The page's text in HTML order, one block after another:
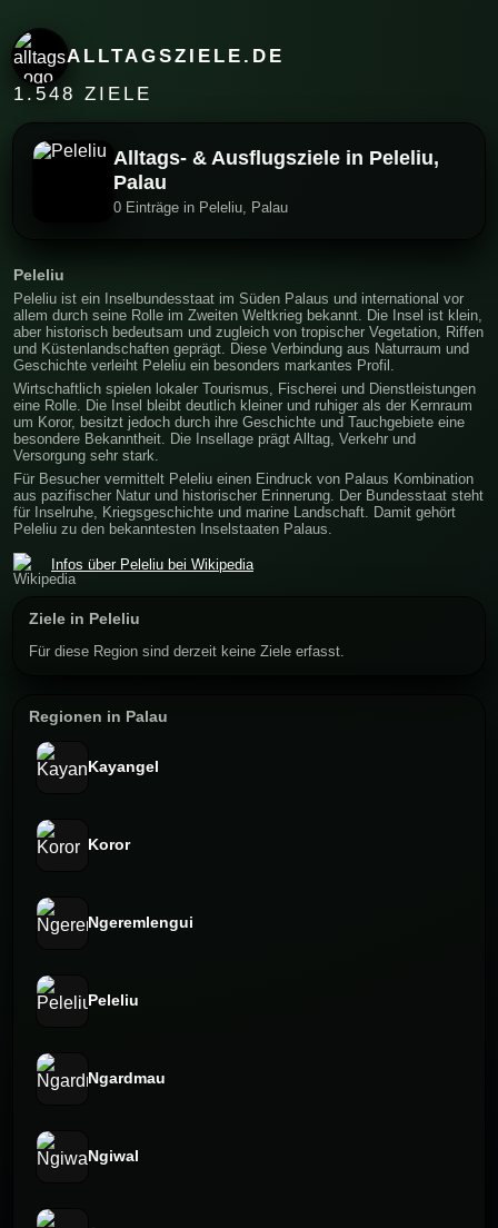
ALLTAGSZIELE.DE
1.548 ZIELE
Alltags- & Ausflugsziele in Peleliu,
Palau
0 Einträge in Peleliu, Palau
Peleliu
Peleliu ist ein Inselbundesstaat im Süden Palaus und international vor
allem durch seine Rolle im Zweiten Weltkrieg bekannt. Die Insel ist klein,
aber historisch bedeutsam und zugleich von tropischer Vegetation, Riffen
und Küstenlandschaften geprägt. Diese Verbindung aus Naturraum und
Geschichte verleiht Peleliu ein besonders markantes Profil.
Wirtschaftlich spielen lokaler Tourismus, Fischerei und Dienstleistungen
eine Rolle. Die Insel bleibt deutlich kleiner und ruhiger als der Kernraum
um Koror, besitzt jedoch durch ihre Geschichte und Tauchgebiete eine
besondere Bekanntheit. Die Insellage prägt Alltag, Verkehr und
Versorgung sehr stark.
Für Besucher vermittelt Peleliu einen Eindruck von Palaus Kombination
aus pazifischer Natur und historischer Erinnerung. Der Bundesstaat steht
für Inselruhe, Kriegsgeschichte und marine Landschaft. Damit gehört
Peleliu zu den bekanntesten Inselstaaten Palaus.
Infos über Peleliu bei Wikipedia
Ziele in Peleliu
Für diese Region sind derzeit keine Ziele erfasst.
Regionen in Palau
Kayangel
Koror
Ngeremlengui
Peleliu
Ngardmau
Ngiwal